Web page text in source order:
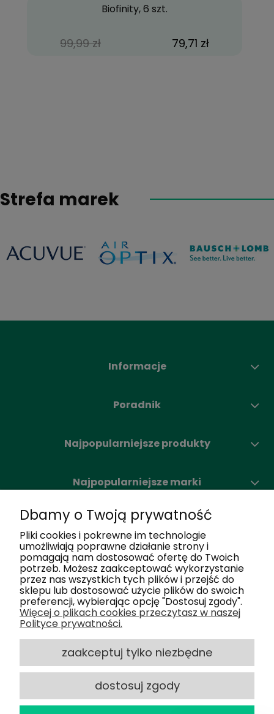
Biofinity, 6 szt.
99,99 zł 79,71 zł
Strefa marek
Informacje
Poradnik
Najpopularniejsze produkty
Najpopularniejsze marki
Moje konto
Nasze salony
Dlaczego my
Obsługa klienta
2025 © Optiland.pl - Wszelkie Prawa
powered by
Dbamy o Twoją prywatność
Pliki cookies i pokrewne im technologie
umożliwiają poprawne działanie strony i
pomagają nam dostosować ofertę do Twoich
potrzeb. Możesz zaakceptować wykorzystanie
przez nas wszystkich tych plików i przejść do
sklepu lub dostosować użycie plików do swoich
preferencji, wybierając opcję "Dostosuj zgody".
Więcej o plikach cookies przeczytasz w naszej
Polityce prywatności.
zaakceptuj tylko niezbędne
dostosuj zgody